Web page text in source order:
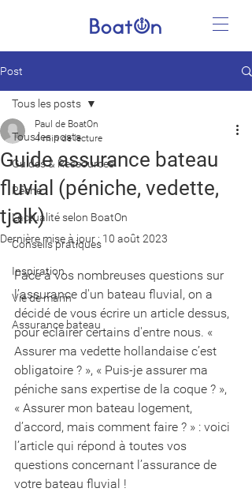
Post
Tous les posts
Guides & Ressources
Pêche
L'actualité selon BoatOn
Conseils pratiques
Inspiration
Vie de marin
Assurance bateau
Tous les posts
Guide assurance bateau
fluvial (péniche, vedette,
tjalk)
Paul de BoatOn
4 min de lecture
Dernière mise à jour : 10 août 2023
Face à vos nombreuses questions sur
l’assurance d'un bateau fluvial, on a
décidé de vous écrire un article dessus,
pour éclairer certains d'entre nous. «
Assurer ma vedette hollandaise c’est
obligatoire ? », « Puis-je assurer ma
péniche sans expertise de la coque ? »,
« Assurer mon bateau logement,
d’accord, mais comment faire ? » : voici
l’article qui répond à toutes vos
questions concernant l’assurance de
votre bateau fluvial !